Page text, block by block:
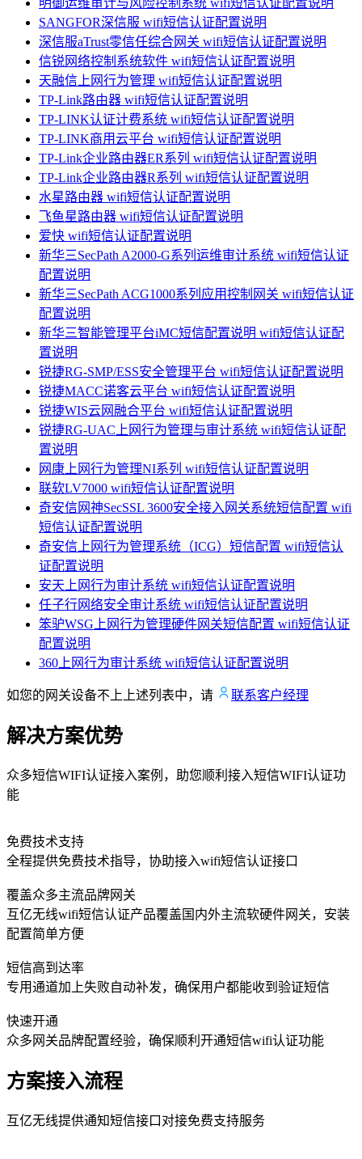
明御运维审计与风险控制系统 wifi短信认证配置说明
SANGFOR深信服 wifi短信认证配置说明
深信服aTrust零信任综合网关 wifi短信认证配置说明
信锐网络控制系统软件 wifi短信认证配置说明
天融信上网行为管理 wifi短信认证配置说明
TP-Link路由器 wifi短信认证配置说明
TP-LINK认证计费系统 wifi短信认证配置说明
TP-LINK商用云平台 wifi短信认证配置说明
TP-Link企业路由器ER系列 wifi短信认证配置说明
TP-Link企业路由器R系列 wifi短信认证配置说明
水星路由器 wifi短信认证配置说明
飞鱼星路由器 wifi短信认证配置说明
爱快 wifi短信认证配置说明
新华三SecPath A2000-G系列运维审计系统 wifi短信认证
配置说明
新华三SecPath ACG1000系列应用控制网关 wifi短信认证
配置说明
新华三智能管理平台iMC短信配置说明 wifi短信认证配
置说明
锐捷RG-SMP/ESS安全管理平台 wifi短信认证配置说明
锐捷MACC诺客云平台 wifi短信认证配置说明
锐捷WIS云网融合平台 wifi短信认证配置说明
锐捷RG-UAC上网行为管理与审计系统 wifi短信认证配
置说明
网康上网行为管理NI系列 wifi短信认证配置说明
联软LV7000 wifi短信认证配置说明
奇安信网神SecSSL 3600安全接入网关系统短信配置 wifi
短信认证配置说明
奇安信上网行为管理系统（ICG）短信配置 wifi短信认
证配置说明
安天上网行为审计系统 wifi短信认证配置说明
任子行网络安全审计系统 wifi短信认证配置说明
笨驴WSG上网行为管理硬件网关短信配置 wifi短信认证
配置说明
360上网行为审计系统 wifi短信认证配置说明
如您的网关设备不上上述列表中，请 联系客户经理
解决方案优势
众多短信WIFI认证接入案例，助您顺利接入短信WIFI认证功
能
免费技术支持
全程提供免费技术指导，协助接入wifi短信认证接口
覆盖众多主流品牌网关
互亿无线wifi短信认证产品覆盖国内外主流软硬件网关，安装
配置简单方便
短信高到达率
专用通道加上失败自动补发，确保用户都能收到验证短信
快速开通
众多网关品牌配置经验，确保顺利开通短信wifi认证功能
方案接入流程
互亿无线提供通知短信接口对接免费支持服务